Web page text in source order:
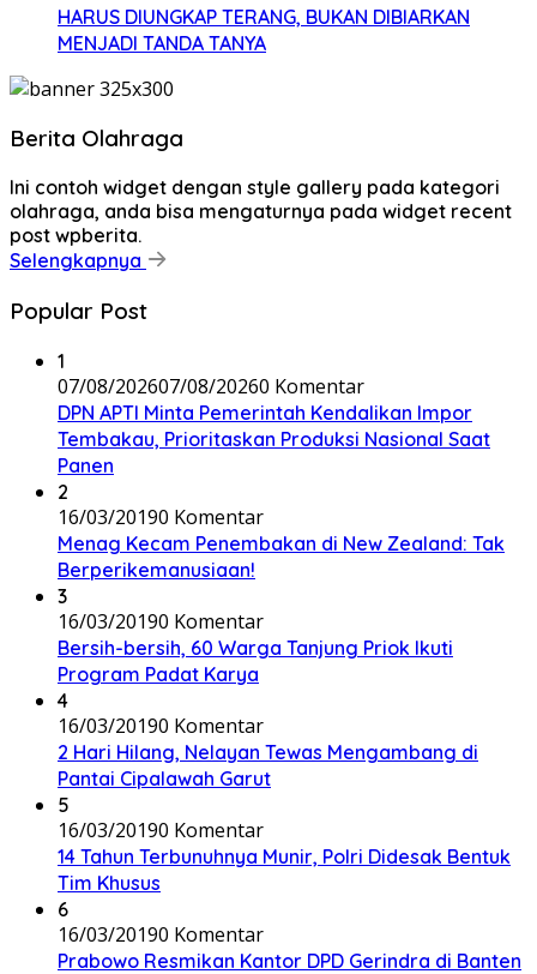
HARUS DIUNGKAP TERANG, BUKAN DIBIARKAN
MENJADI TANDA TANYA
Berita Olahraga
Ini contoh widget dengan style gallery pada kategori
olahraga, anda bisa mengaturnya pada widget recent
post wpberita.
Selengkapnya
Popular Post
1
07/08/202607/08/20260 Komentar
DPN APTI Minta Pemerintah Kendalikan Impor
Tembakau, Prioritaskan Produksi Nasional Saat
Panen
2
16/03/20190 Komentar
Menag Kecam Penembakan di New Zealand: Tak
Berperikemanusiaan!
3
16/03/20190 Komentar
Bersih-bersih, 60 Warga Tanjung Priok Ikuti
Program Padat Karya
4
16/03/20190 Komentar
2 Hari Hilang, Nelayan Tewas Mengambang di
Pantai Cipalawah Garut
5
16/03/20190 Komentar
14 Tahun Terbunuhnya Munir, Polri Didesak Bentuk
Tim Khusus
6
16/03/20190 Komentar
Prabowo Resmikan Kantor DPD Gerindra di Banten